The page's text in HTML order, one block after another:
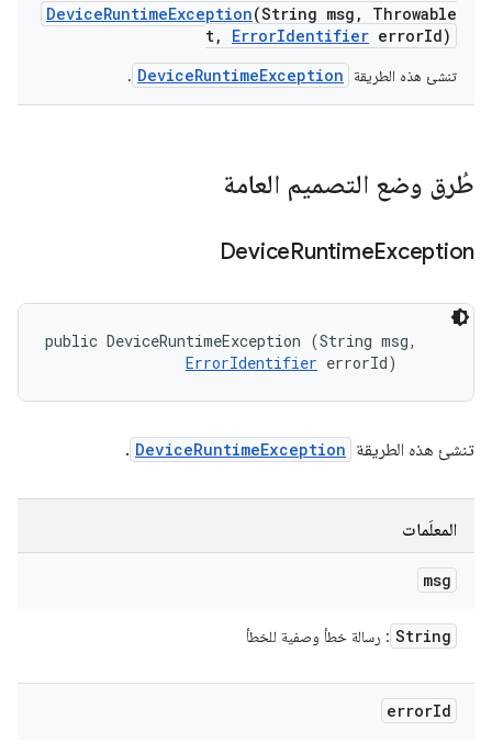
DeviceRuntimeException(String msg ,
Throwable
t, ErrorIdentifier errorId)
تنشئ هذه الطريقة DeviceRuntimeException
.
طُرق وضع التصميم العامة
DeviceRuntimeException
public DeviceRuntimeException (String msg,
ErrorIdentifier errorId)
تنشئ هذه الطريقة DeviceRuntimeException
.
المعلَمات
msg
String : رسالة خطأ وصفية للخطأ
errorId